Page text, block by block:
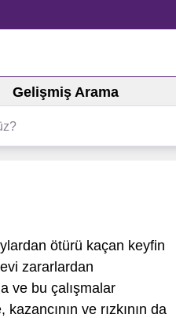
Gelişmiş Arama
ötürü kaçan keyfin
zararlardan
ve bu çalışmalar
ve rızkının da